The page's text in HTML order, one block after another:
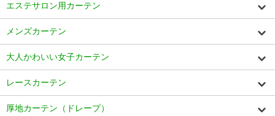
エステサロン用カーテン
メンズカーテン
大人かわいい女子カーテン
レースカーテン
厚地カーテン（ドレープ）